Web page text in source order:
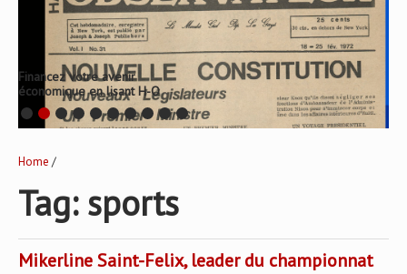
Financez votre avenir
économique en lisant H-O
Home /
Tag: sports
Mikerline Saint-Felix, leader du championnat